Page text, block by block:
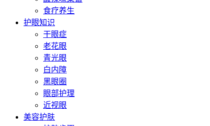
食疗养生
护眼知识
干眼症
老花眼
青光眼
白内障
黑眼圈
眼部护理
近视眼
美容护肤